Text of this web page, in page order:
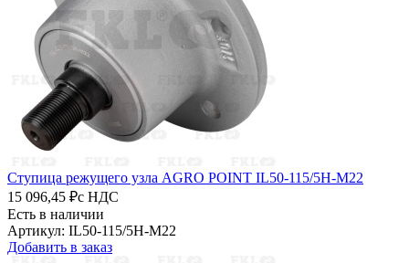
Ступица режущего узла AGRO POINT IL50-115/5H-M22
15 096,45 ₽с НДС
Есть в наличии
Артикул: IL50-115/5H-M22
Добавить в заказ